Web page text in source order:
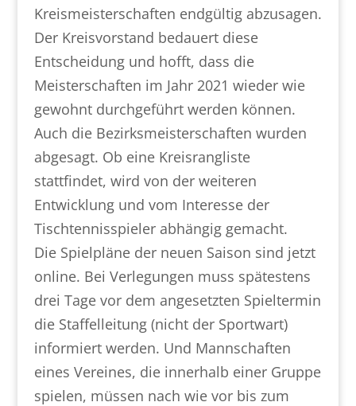
Kreismeisterschaften endgültig abzusagen.
Der Kreisvorstand bedauert diese
Entscheidung und hofft, dass die
Meisterschaften im Jahr 2021 wieder wie
gewohnt durchgeführt werden können.
Auch die Bezirksmeisterschaften wurden
abgesagt. Ob eine Kreisrangliste
stattfindet, wird von der weiteren
Entwicklung und vom Interesse der
Tischtennisspieler abhängig gemacht.
Die Spielpläne der neuen Saison sind jetzt
online. Bei Verlegungen muss spätestens
drei Tage vor dem angesetzten Spieltermin
die Staffelleitung (nicht der Sportwart)
informiert werden. Und Mannschaften
eines Vereines, die innerhalb einer Gruppe
spielen, müssen nach wie vor bis zum